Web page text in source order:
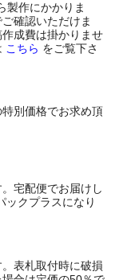
製作にかかりま
確認いただけま
成費は掛かりませ
こちら をご覧下さ
別価格でお求め頂
宅配便でお届けし
ックプラスになり
表札取付時に破損